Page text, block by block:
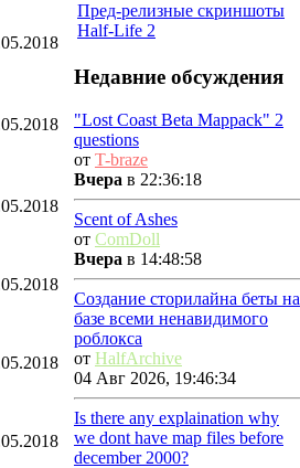
Пред-релизные скриншоты
Half-Life 2
Недавние обсуждения
"Lost Coast Beta Mappack" 2
questions
от T-braze
Вчера в 22:36:18
Scent of Ashes
от ComDoll
Вчера в 14:48:58
Создание сторилайна беты на
базе всеми ненавидимого
роблокса
от HalfArchive
04 Авг 2026, 19:46:34
Is there any explaination why
we dont have map files before
december 2000?